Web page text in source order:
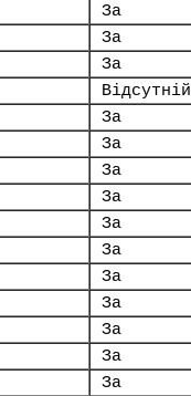
За
За
За
Відсутній
За
За
За
За
За
За
За
За
За
За
За